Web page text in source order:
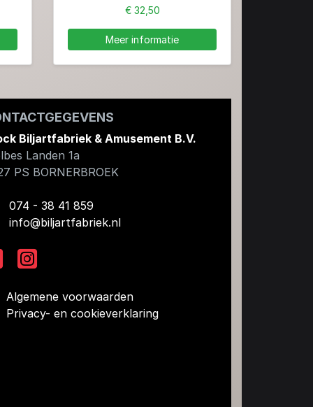
€ 32,50
Meer informatie
Biljartfabriek & Amusement B.V.
Landen 1a
PS BORNERBROEK
074 - 38 41 859
info@biljartfabriek.nl
Algemene voorwaarden
Privacy- en cookieverklaring